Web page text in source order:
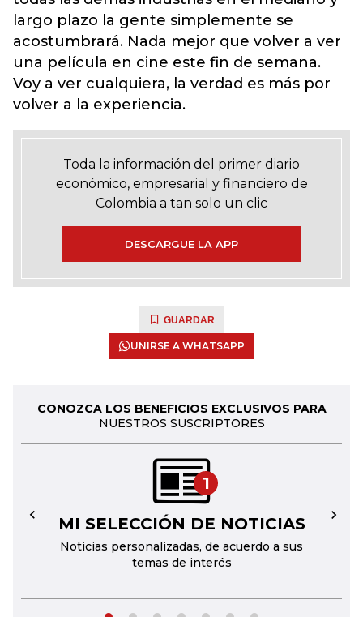
largo plazo la gente simplemente se
acostumbrará. Nada mejor que volver a ver
una película en cine este fin de semana.
Voy a ver cualquiera, la verdad es más por
volver a la experiencia.
Toda la información del primer diario
económico, empresarial y financiero de
Colombia a tan solo un clic
DESCARGUE LA APP
GUARDAR
UNIRSE A WHATSAPP
CONOZCA LOS BENEFICIOS EXCLUSIVOS PARA
NUESTROS SUSCRIPTORES
1
MI SELECCIÓN DE NOTICIAS
Noticias personalizadas, de acuerdo a sus
temas de interés
← →